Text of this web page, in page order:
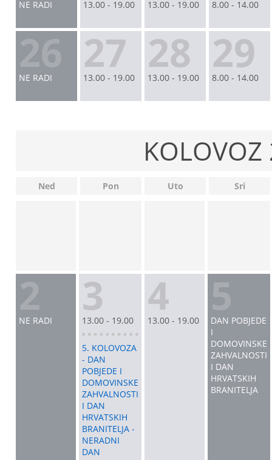
NE RADI 13.00 - 19.00 13.00 - 19.00 8.00 - 14.00
NE RADI 27
13.00 - 19.00 28
13.00 - 19.00 29
8.00 - 14.00
Ned Pon Uto Sri
NE RADI 3
13.00 - 19.00
5. KOLOVOZA
- DAN
POBJEDE I
DOMOVINSKE
ZAHVALNOSTI
I DAN
HRVATSKIH
BRANITELJA -
NERADNI
DAN
4
13.00 - 19.00
DAN POBJEDE
I
DOMOVINSKE
ZAHVALNOSTI
I DAN
HRVATSKIH
BRANITELJA